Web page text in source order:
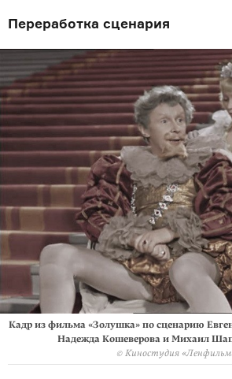
Переработка сценария
Кадр из фильма «Золушка» по сценарию
Надежда Кошеверова и Михаил
© Киностудия